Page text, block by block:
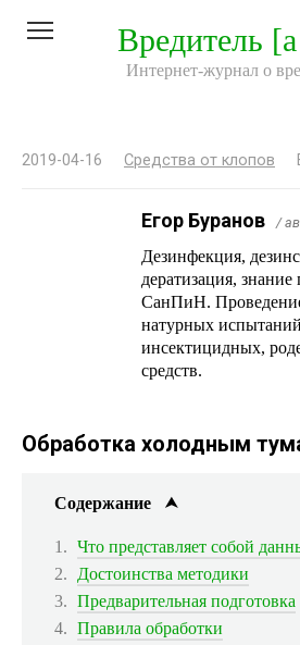
Вредитель
Интернет-журнал о
2019-04-16 Средства от клопов
Егор Буранов /
Дезинфекция,
дератизация, знание
СанПиН.
натурных
инсектицидных,
средств.
Обработка холодным
Содержание
Что представляет собой
Достоинства методики
Предварительная подготовка
Правила обработки